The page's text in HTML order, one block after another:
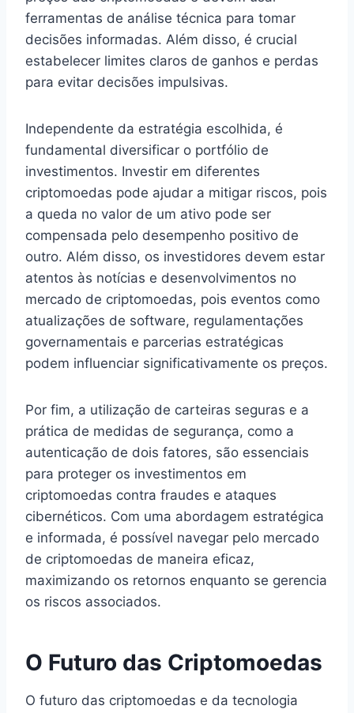
ferramentas de análise técnica para tomar
decisões informadas. Além disso, é crucial
estabelecer limites claros de ganhos e perdas
para evitar decisões impulsivas.
Independente da estratégia escolhida, é
fundamental diversificar o portfólio de
investimentos. Investir em diferentes
criptomoedas pode ajudar a mitigar riscos, pois
a queda no valor de um ativo pode ser
compensada pelo desempenho positivo de
outro. Além disso, os investidores devem estar
atentos às notícias e desenvolvimentos no
mercado de criptomoedas, pois eventos como
atualizações de software, regulamentações
governamentais e parcerias estratégicas
podem influenciar significativamente os preços.
Por fim, a utilização de carteiras seguras e a
prática de medidas de segurança, como a
autenticação de dois fatores, são essenciais
para proteger os investimentos em
criptomoedas contra fraudes e ataques
cibernéticos. Com uma abordagem estratégica
e informada, é possível navegar pelo mercado
de criptomoedas de maneira eficaz,
maximizando os retornos enquanto se gerencia
os riscos associados.
O Futuro das Criptomoedas
O futuro das criptomoedas e da tecnologia